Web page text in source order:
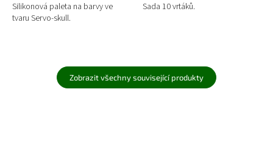
Silikonová paleta na barvy ve
tvaru Servo-skull.
Sada 10 vrtáků.
Zobrazit všechny související produkty